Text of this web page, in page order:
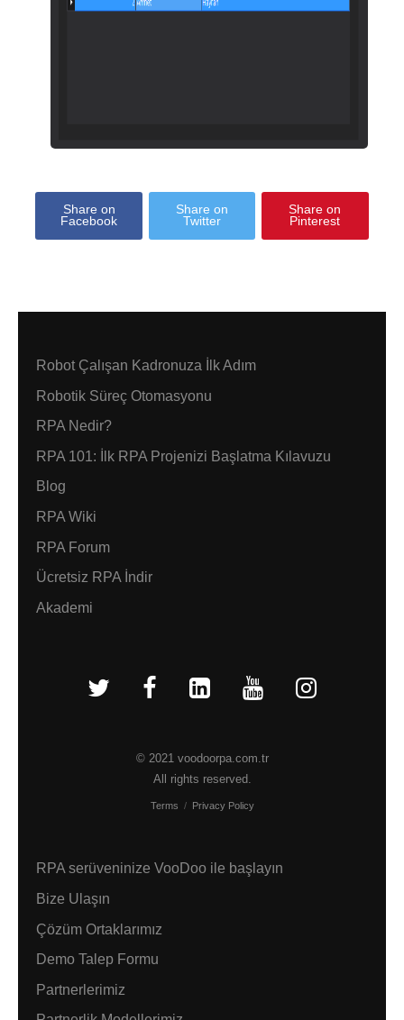
Share on
Facebook
Share on
Twitter
Share on
Pinterest
Robot Çalışan Kadronuza İlk Adım
Robotik Süreç Otomasyonu
RPA Nedir?
RPA 101: İlk RPA Projenizi Başlatma Kılavuzu
Blog
RPA Wiki
RPA Forum
Ücretsiz RPA İndir
Akademi
© 2021 voodoorpa.com.tr
All rights reserved.
Terms / Privacy Policy
RPA serüveninize VooDoo ile başlayın
Bize Ulaşın
Çözüm Ortaklarımız
Demo Talep Formu
Partnerlerimiz